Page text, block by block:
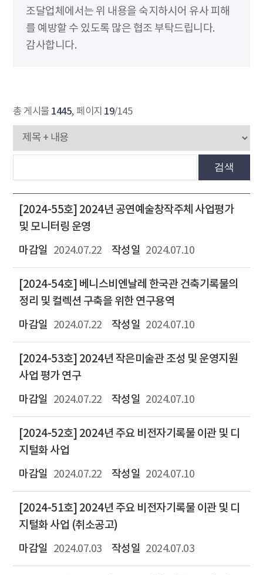
조달업체에서는 위 내용을 숙지하시어 유사 피해
를 예방할 수 있도록 많은 협조 부탁드립니다.
감사합니다.
총 게시물 1445, 페이지 19/145
검색
[2024-55호] 2024년 공연예술창작주체 사업평가
및 모니터링 운영
2024.07.22 2024.07.10
[2024-54호] 베니스비엔날레 한국관 건축기록물의
정리 및 컬렉션 구축을 위한 연구용역
2024.07.22 2024.07.10
[2024-53호] 2024년 작은미술관 조성 및 운영지원
사업 평가 연구
2024.07.22 2024.07.10
[2024-52호] 2024년 주요 비전자기록물 이관 및 디
지털화 사업
2024.07.22 2024.07.10
[2024-51호] 2024년 주요 비전자기록물 이관 및 디
지털화 사업 (취소공고)
2024.07.03 2024.07.03